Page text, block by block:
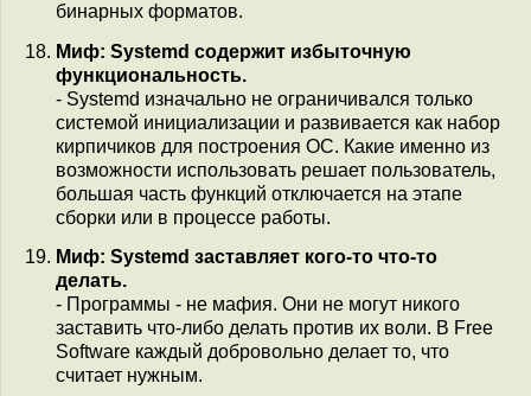
бинарных форматов.
Миф: Systemd содержит избыточную
функциональность.
- Systemd изначально не ограничивался только
системой инициализации и развивается как набор
кирпичиков для построения ОС. Какие именно из
возможности использовать решает пользователь,
большая часть функций отключается на этапе
сборки или в процессе работы.
Миф: Systemd заставляет кого-то что-то
делать.
- Программы - не мафия. Они не могут никого
заставить что-либо делать против их воли. В Free
Software каждый добровольно делает то, что
считает нужным.